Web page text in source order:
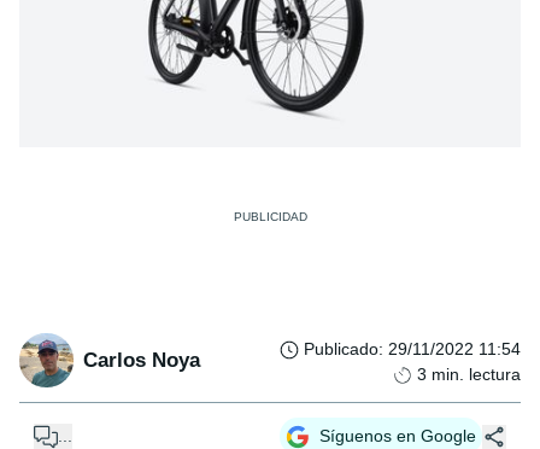
Carlos Noya Publicado: 29/11/2022 11:54
3 min. lectura
... Síguenos en Google